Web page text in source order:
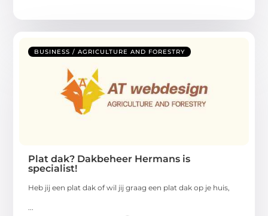
BUSINESS / AGRICULTURE AND FORESTRY
Plat dak? Dakbeheer Hermans is
specialist!
Heb jij een plat dak of wil jij graag een plat dak op je huis,